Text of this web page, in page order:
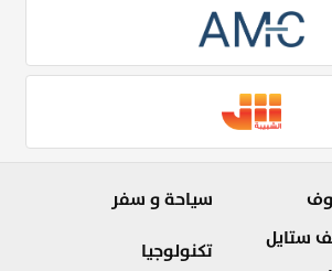
ستايل
سياحة و سفر
تكنولوجيا